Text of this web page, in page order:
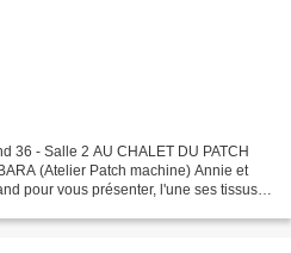
36 - Salle 2 AU CHALET DU PATCH
(Atelier Patch machine) Annie et
pour vous présenter, l'une ses tissus